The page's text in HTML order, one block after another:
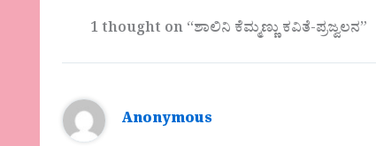
1 thought on “ಶಾಲಿನಿ ಕೆಮ್ಮಣ್ಣು ಕವಿತೆ-ಪ್ರಜ್ವಲನ”
Anonymous